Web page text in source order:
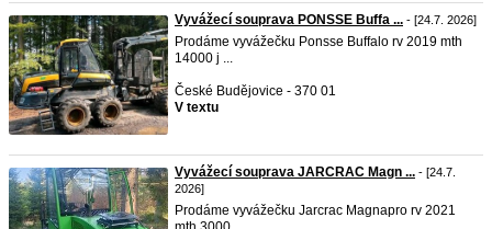
Vyvážecí souprava PONSSE Buffa ... - [24.7. 2026]
Prodáme vyvážečku Ponsse Buffalo rv 2019 mth
14000 j ...
České Budějovice - 370 01
V textu
Vyvážecí souprava JARCRAC Magn ... - [24.7.
2026]
Prodáme vyvážečku Jarcrac Magnapro rv 2021